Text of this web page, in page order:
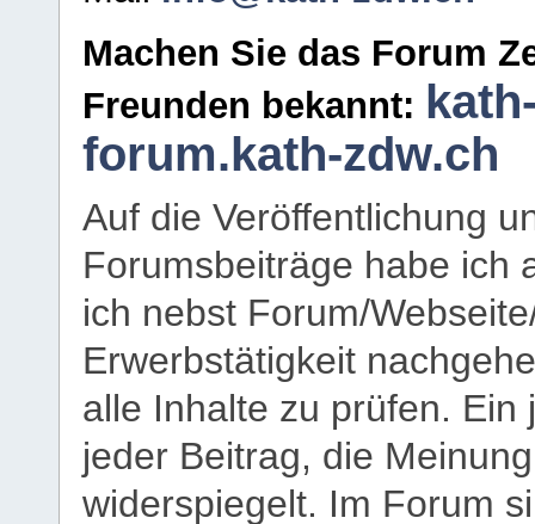
Machen Sie das Forum
Freunden bekannt:
forum.kath-zdw.ch
Auf die Veröffentlichung
Forumsbeiträge habe ich
ich nebst Forum/
Erwerbstätigkeit
alle Inhalte zu prüfen.
jeder Beitrag, die
widerspiegelt. Im Forum